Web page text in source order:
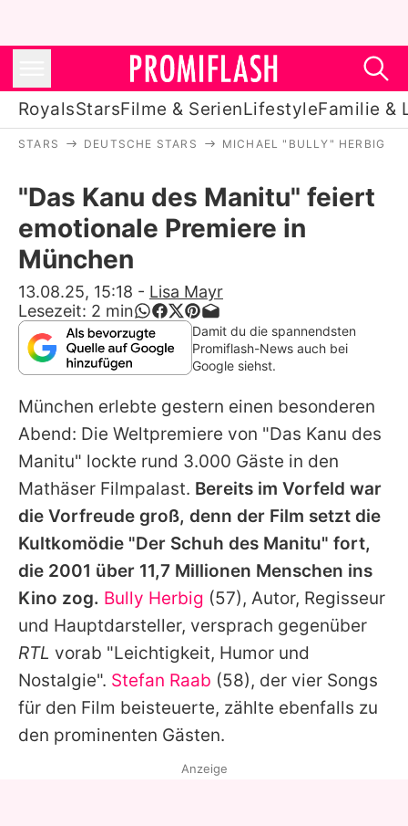
RoyalsStarsFilme & SerienLifestyleFamilie &
Stars
Filme & Serien
Lifestyle
Familie & Liebe
Promiflash Exklusiv
Alle Themen auf Promiflash
Jobs
App runterladen
Team
Redaktionelle Richtlinien
Impressum
Datenschutzerklärung
Nutzungsbedingungen
Utiq verwalten
STARS DEUTSCHE STARS MICHAEL "BULLY" HERBIG
"Das Kanu des Manitu" feiert
emotionale Premiere in
München
13.08.25, 15:18 - Lisa Mayr
Lesezeit: 2 min
Damit du die spannendsten
Promiflash-News auch bei
Google siehst.
München erlebte gestern einen besonderen
Abend: Die Weltpremiere von "Das Kanu des
Manitu" lockte rund 3.000 Gäste in den
Mathäser Filmpalast. Bereits im Vorfeld war
die Vorfreude groß, denn der Film setzt die
Kultkomödie "Der Schuh des Manitu" fort,
die 2001 über 11,7 Millionen Menschen ins
Kino zog. Bully Herbig (57), Autor, Regisseur
und Hauptdarsteller, versprach gegenüber
RTL vorab "Leichtigkeit, Humor und
Nostalgie". Stefan Raab (58), der vier Songs
für den Film beisteuerte, zählte ebenfalls zu
den prominenten Gästen.
Anzeige